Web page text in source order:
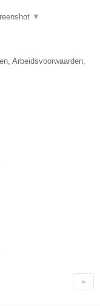
▼
Arbeidsvoorwaarden,